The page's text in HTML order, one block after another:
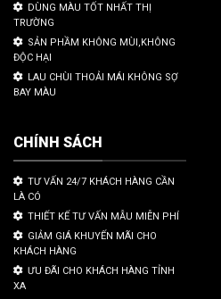
DÙNG MÀU TỐT NHẤT THỊ
TRƯỜNG
SẢN PHẦM KHÔNG MÙI,KHÔNG
ĐỘC HẠI
LAU CHÙI THOẢI MÁI KHÔNG SỢ
BAY MÀU
CHÍNH SÁCH
TƯ VẤN 24/7 KHÁCH HÀNG CẦN
LÀ CÓ
THIẾT KẾ TƯ VẤN MẪU MIỄN PHÍ
GIẢM GIÁ KHUYẾN MÃI CHO
KHÁCH HÀNG
ƯU ĐÃI CHO KHÁCH HÀNG TỈNH
XA